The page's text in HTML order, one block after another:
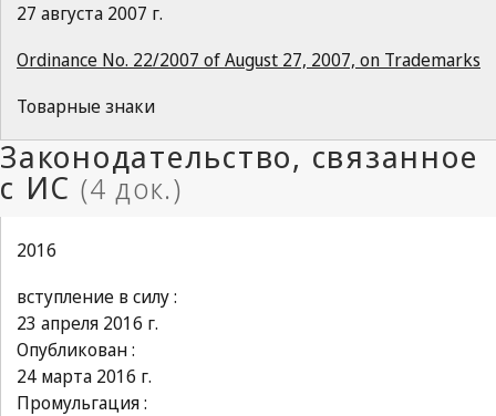
27 августа 2007 г.
Ordinance No. 22/2007 of August 27, 2007, on Trademarks
Товарные знаки
2016
вступление в силу :
23 апреля 2016 г.
Опубликован :
24 марта 2016 г.
Промульгация :